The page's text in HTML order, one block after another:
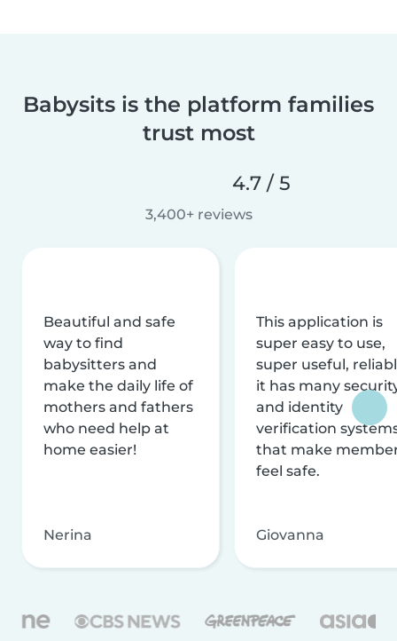
Babysits is the platform families
trust most
4.7 / 5
3,400+ reviews
Beautiful and safe
way to find
babysitters and
make the daily life of
mothers and fathers
who need help at
home easier!
Nerina
This application is
super easy to use,
super useful,
it has many
and identity
verification
that make
feel safe.
Giovanna